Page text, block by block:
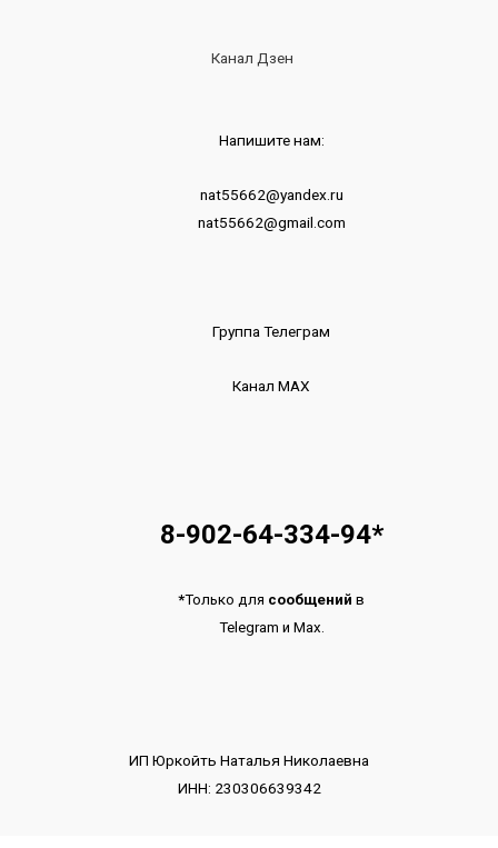
Канал Дзен
Напишите нам:
nat55662@yandex.ru
nat55662@gmail.com
Группа Телеграм
Канал МАХ
8-902-64-334-94*
*Только для сообщений в
Telegram и Max.
ИП Юркойть Наталья Николаевна
ИНН: 230306639342